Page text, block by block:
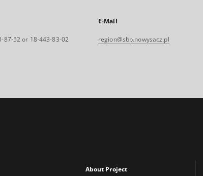
87-52 or 18-443-83-02
E-Mail
region@sbp.nowysacz.pl
About Project